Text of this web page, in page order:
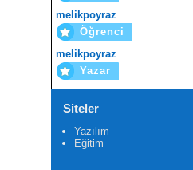
melikpoyraz
Öğrenci
melikpoyraz
Yazar
Siteler
Yazılım
Eğitim